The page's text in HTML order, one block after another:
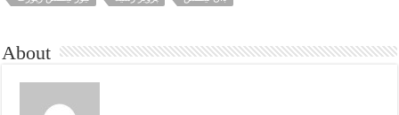
About